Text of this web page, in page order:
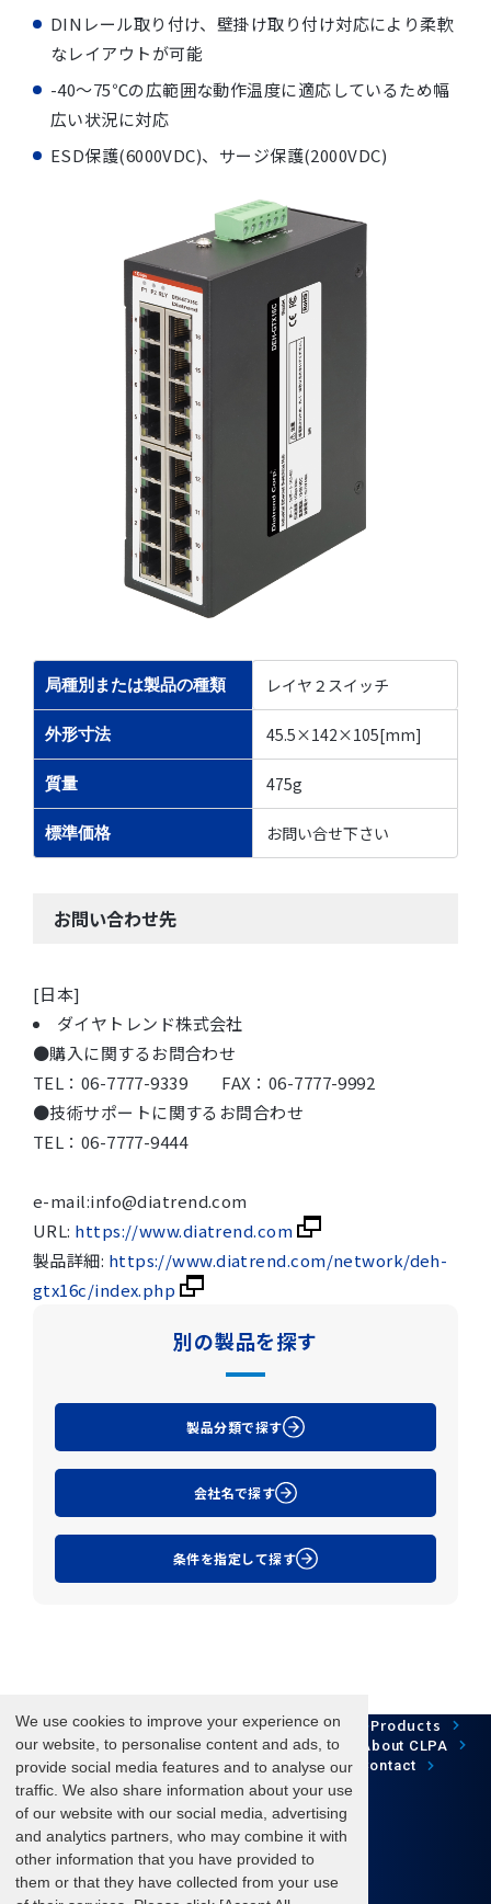
We use cookies to improve your experience on
our website, to personalise content and ads, to
provide social media features and to analyse our
traffic. We also share information about your use
of our website with our social media, advertising
and analytics partners, who may combine it with
other information that you have provided to
them or that they have collected from your use
DINレール取り付け、壁掛け取り付け対応により柔軟
なレイアウトが可能
-40～75℃の広範囲な動作温度に適応しているため幅
広い状況に対応
ESD保護(6000VDC)、サージ保護(2000VDC)
局種別または製品の種類 レイヤ２スイッチ
外形寸法 45.5×142×105[mm]
質量 475g
標準価格 お問い合せ下さい
お問い合わせ先
[日本]
ダイヤトレンド株式会社
●購入に関するお問合わせ
TEL：06-7777-9339 FAX：06-7777-9992
●技術サポートに関するお問合わせ
TEL：06-7777-9444
e-mail:info@diatrend.com
URL: https://www.diatrend.com
製品詳細: https://www.diatrend.com/network/deh-
gtx16c/index.php
別の製品を探す
製品分類で探す
会社名で探す
条件を指定して探す
HOME Network Technology Case Study Products
Downloads Development News/Events About CLPA
Update Information FAQ SiteMap Contact
Follow us